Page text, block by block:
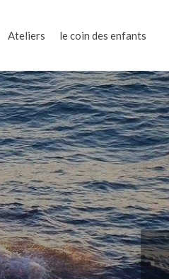
Ateliers le coin des enfants